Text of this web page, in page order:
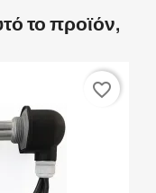
το προϊόν,
favorite_border